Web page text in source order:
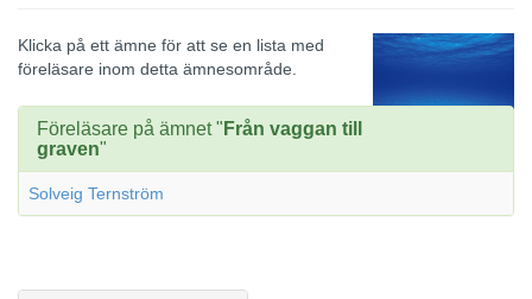
Klicka på ett ämne för att se en lista med
föreläsare inom detta ämnesområde.
Föreläsare på ämnet " Från vaggan till
graven"
Solveig Ternström